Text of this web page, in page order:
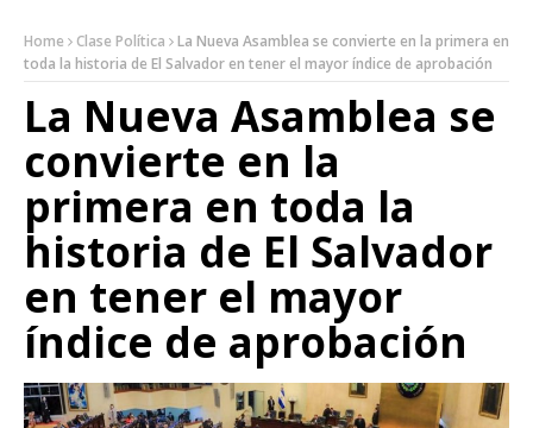
Home Clase Política
La Nueva Asamblea se convierte en la primera en
toda la historia de El Salvador en tener el mayor índice de aprobación
La Nueva Asamblea se
convierte en la
primera en toda la
historia de El Salvador
en tener el mayor
índice de aprobación